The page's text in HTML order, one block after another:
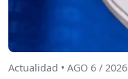
Actualidad • AGO 6 / 2026